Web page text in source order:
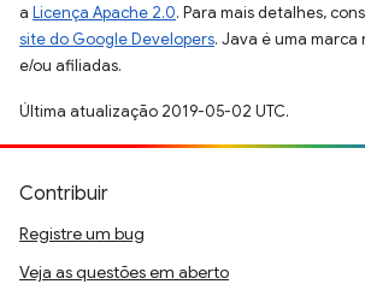
a Licença Apache 2.0. Para mais detalhes,
site do Google Developers. Java é uma
e/ou afiliadas.
Última atualização 2019-05-02 UTC.
Contribuir
Registre um bug
Veja as questões em aberto